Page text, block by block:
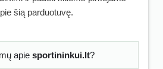
šią parduotuvę.
apie sportininkui.lt?